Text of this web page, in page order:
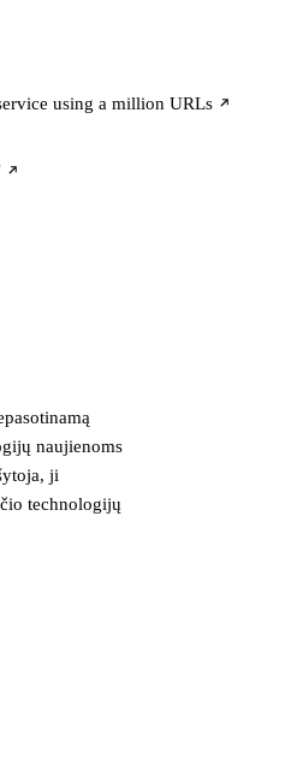
using a million URLs
naujienoms
ji
technologijų